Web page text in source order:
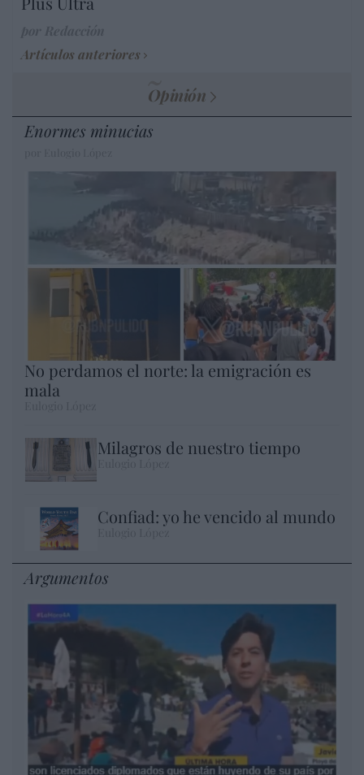
Artículos anteriores
Opinión
Enormes minucias
No perdamos el norte: la emigración es
mala
Milagros de nuestro tiempo
Confiad: yo he vencido al mundo
Argumentos